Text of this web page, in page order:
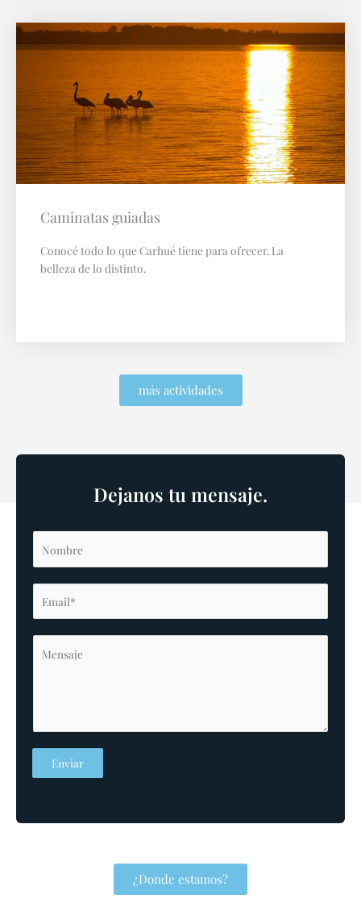
Caminatas guiadas
Conocé todo lo que Carhué tiene para ofrecer. La
belleza de lo distinto.
más actividades
Dejanos tu mensaje.
Enviar
¿Donde estamos?